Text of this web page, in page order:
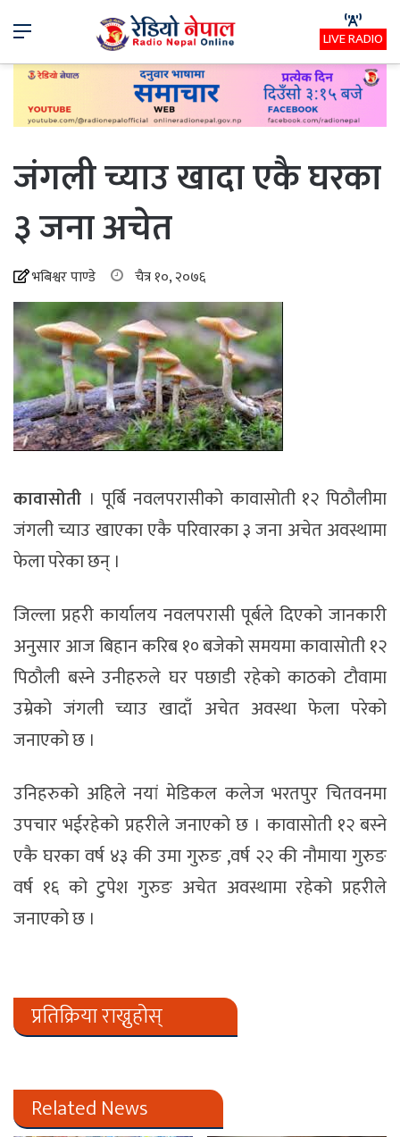
Menu LIVE RADIO
जंगली च्याउ खादा एकै घरका
३ जना अचेत
भबिश्वर पाण्डे चैत्र १०, २०७६
कावासोती । पूर्बि नवलपरासीको कावासोती १२ पिठौलीमा
जंगली च्याउ खाएका एकै परिवारका ३ जना अचेत अवस्थामा
फेला परेका छन् ।
जिल्ला प्रहरी कार्यालय नवलपरासी पूर्बले दिएको जानकारी
अनुसार आज बिहान करिब १० बजेको समयमा कावासोती १२
पिठौली बस्ने उनीहरुले घर पछाडी रहेको काठको टौवामा
उम्रेको जंगली च्याउ खादाँ अचेत अवस्था फेला परेको
जनाएको छ ।
उनिहरुको अहिले नयां मेडिकल कलेज भरतपुर चितवनमा
उपचार भईरहेको प्रहरीले जनाएको छ । कावासोती १२ बस्ने
एकै घरका वर्ष ४३ की उमा गुरुङ ,वर्ष २२ की नौमाया गुरुङ
वर्ष १६ को टुपेश गुरुङ अचेत अवस्थामा रहेको प्रहरीले
जनाएको छ ।
प्रतिक्रिया राख्नुहोस्
Related News